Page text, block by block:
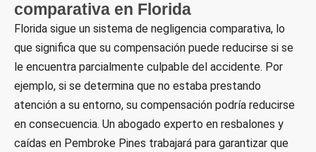
comparativa en Florida
Florida sigue un sistema de negligencia comparativa, lo
que significa que su compensación puede reducirse si se
le encuentra parcialmente culpable del accidente. Por
ejemplo, si se determina que no estaba prestando
atención a su entorno, su compensación podría reducirse
en consecuencia. Un abogado experto en resbalones y
caídas en Pembroke Pines trabajará para garantizar que